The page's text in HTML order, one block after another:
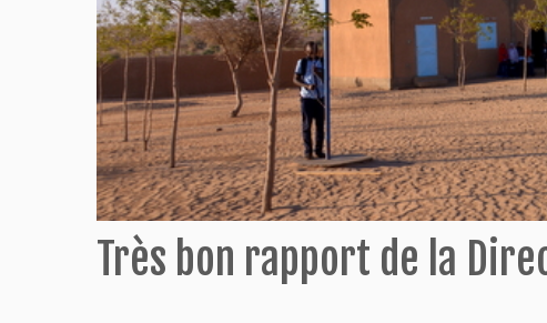
Très bon rapport de la